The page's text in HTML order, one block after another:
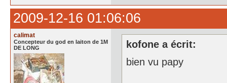
2009-12-16 01:06:06
calimat
Concepteur du god en laiton de 1M
DE LONG
kofone a écrit:
bien vu papy